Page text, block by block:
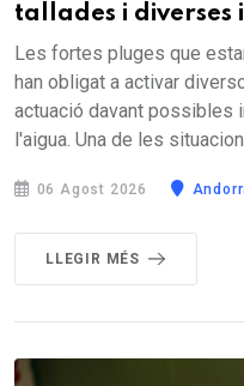
tallades i diverses
Les fortes pluges que
han obligat a activar
actuació davant possibles
l'aigua. Una de les
06 Agost 2026
LLEGIR MÉS